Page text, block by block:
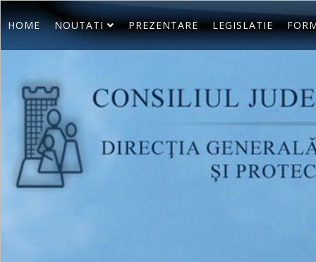
HOME NOUTATI PREZENTARE LEGISLATIE